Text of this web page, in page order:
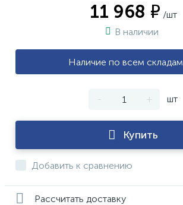
11 968 ₽ /шт
В наличии
Наличие по всем складам
- + шт
Купить
Добавить к сравнению
Рассчитать доставку